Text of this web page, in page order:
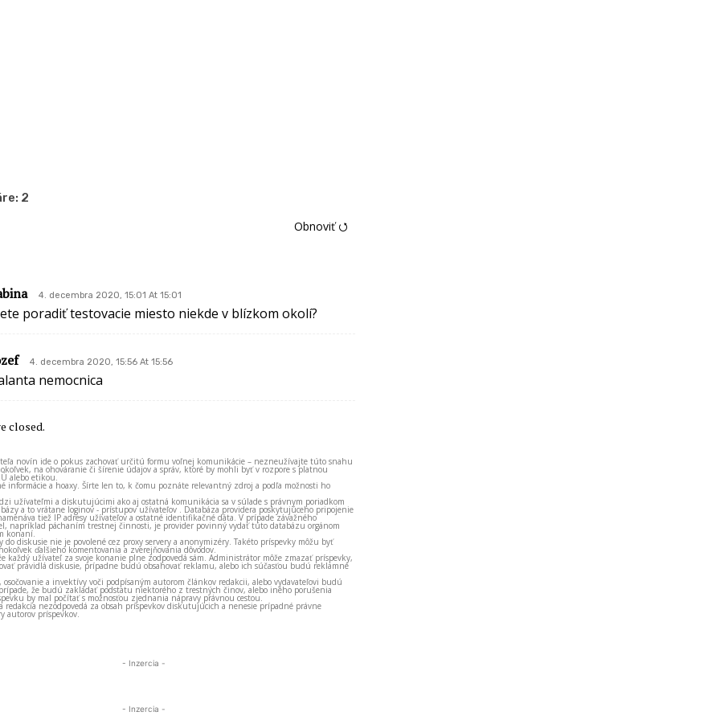
2
Obnoviť ⭯
4. decembra 2020, 15:01 At 15:01
poradiť testovacie miesto niekde v blízkom okolí?
4. decembra 2020, 15:56 At 15:56
nemocnica
closed.
novín ide o pokus zachovať určitú formu voľnej komunikácie – nezneužívajte túto snahu
na ohováranie či šírenie údajov a správ, ktoré by mohli byť v rozpore s platnou
alebo etikou.
informácie a hoaxy. Šírte len to, k čomu poznáte relevantný zdroj a podľa možnosti ho
užívateľmi a diskutujúcimi ako aj ostatná komunikácia sa v súlade s právnym poriadkom
a to vrátane loginov - prístupov užívateľov . Databáza providera poskytujúceho pripojenie
tiež IP adresy užívateľov a ostatné identifikačné dáta. V prípade závažného
napríklad páchaním trestnej činnosti, je provider povinný vydať túto databázu orgánom
konaní.
do diskusie nie je povolené cez proxy servery a anonymizéry. Takéto príspevky môžu byť
ďalšieho komentovania a zverejňovania dôvodov.
každý užívateľ za svoje konanie plne zodpovedá sám. Administrátor môže zmazať príspevky,
pravidlá diskusie, prípadne budú obsahovať reklamu, alebo ich súčasťou budú reklamné
a invektívy voči podpísaným autorom článkov redakcii, alebo vydavateľovi budú
že budú zakladať podstatu niektorého z trestných činov, alebo iného porušenia
by mal počítať s možnosťou zjednania nápravy právnou cestou.
redakcia nezodpovedá za obsah príspevkov diskutujúcich a nenesie prípadné právne
autorov príspevkov.
- Inzercia -
- Inzercia -